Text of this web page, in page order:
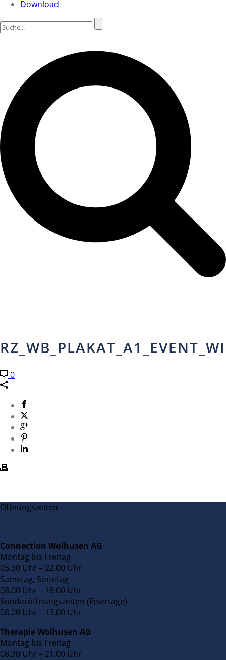
Download
0
Öffnungszeiten
Connection Wolhusen AG
Montag bis Freitag
05.30 Uhr – 22.00 Uhr
Samstag, Sonntag
08.00 Uhr – 18.00 Uhr
Sonderöffnungszeiten (Feiertage)
08.00 Uhr – 13.00 Uhr
Therapie Wolhusen AG
Montag bis Freitag
08.30 Uhr – 21.00 Uhr